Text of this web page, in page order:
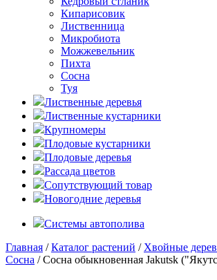
Кипарисовик
Лиственница
Микробиота
Можжевельник
Пихта
Сосна
Туя
Лиственные деревья
Лиственные кустарники
Крупномеры
Плодовые кустарники
Плодовые деревья
Рассада цветов
Сопутствующий товар
Новогодние деревья
Системы автополива
Главная /Каталог растений / Хвойные
Сосна / Сосна обыкновенная Jakutsk